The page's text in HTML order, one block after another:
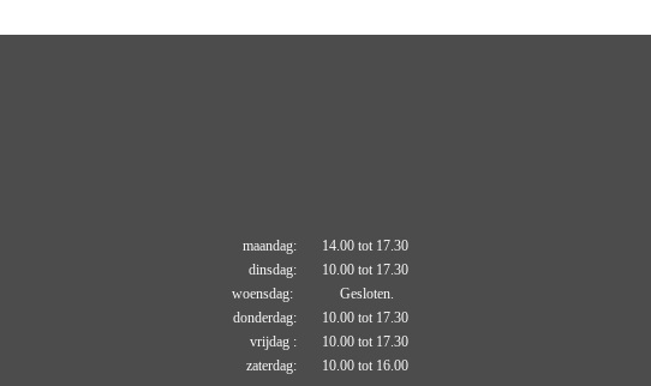
maandag: 14.00 tot 17.30
dinsdag: 10.00 tot 17.30
woensdag: Gesloten.
donderdag: 10.00 tot 17.30
vrijdag : 10.00 tot 17.30
zaterdag: 10.00 tot 16.00